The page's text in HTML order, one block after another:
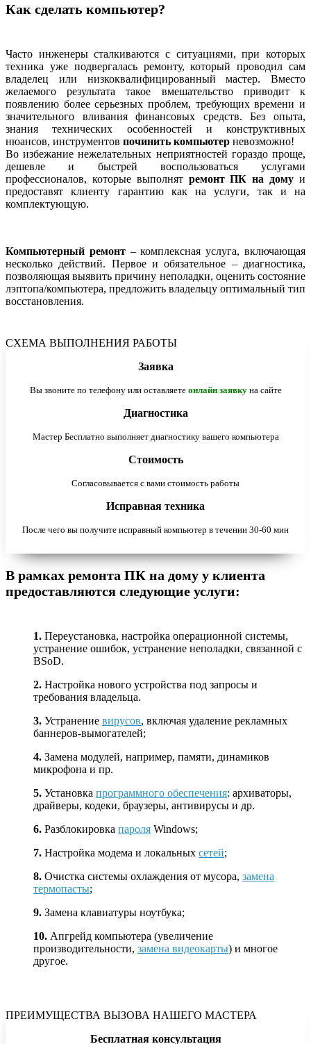
Как сделать компьютер?
Часто инженеры сталкиваются с ситуациями, при которых
техника уже подвергалась ремонту, который проводил сам
владелец или низкоквалифицированный мастер. Вместо
желаемого результата такое вмешательство приводит к
появлению более серьезных проблем, требующих времени и
значительного вливания финансовых средств. Без опыта,
знания технических особенностей и конструктивных
нюансов, инструментов починить компьютер невозможно!
Во избежание нежелательных неприятностей гораздо проще,
дешевле и быстрей воспользоваться услугами
профессионалов, которые выполнят ремонт ПК на дому и
предоставят клиенту гарантию как на услуги, так и на
комплектующую.
Компьютерный ремонт– комплексная услуга, включающая
несколько действий. Первое и обязательное – диагностика,
позволяющая выявить причину неполадки, оценить состояние
лэптопа/компьютера, предложить владельцу оптимальный тип
восстановления.
СХЕМА ВЫПОЛНЕНИЯ РАБОТЫ
Заявка
Вы звоните по телефону или оставляете онлайн заявкуна сайте
Диагностика
Мастер Бесплатно выполняет диагностику вашего компьютера
Стоимость
Согласовывается с вами стоимость работы
Исправная техника
После чего вы получите исправный компьютер в течении 30-60 мин
В рамках ремонта ПК на дому у клиента
предоставляются следующие услуги:
1. Переустановка, настройка операционной системы,
устранение ошибок, устранение неполадки, связанной с
BSoD.
2. Настройка нового устройства под запросы и
требования владельца.
3. Устранение вирусов, включая удаление рекламных
баннеров-вымогателей;
4. Замена модулей, например, памяти, динамиков
микрофона и пр.
5. Установка программного обеспечения: архиваторы,
драйверы, кодеки, браузеры, антивирусы и др.
6. Разблокировка пароля Windows;
7. Настройка модема и локальных сетей;
8. Очистка системы охлаждения от мусора, замена
термопасты;
9. Замена клавиатуры ноутбука;
10. Апгрейд компьютера (увеличение
производительности, замена видеокарты) и многое
другое.
ПРЕИМУЩЕСТВА ВЫЗОВА НАШЕГО МАСТЕРА
Бесплатная консультация